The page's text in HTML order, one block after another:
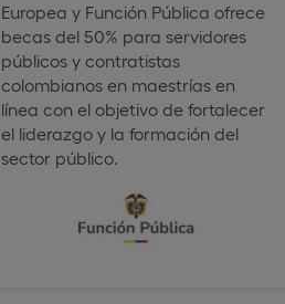
Europea y Función Pública ofrece
becas del 50% para servidores
públicos y contratistas
colombianos en maestrías en
línea con el objetivo de fortalecer
el liderazgo y la formación del
sector público.